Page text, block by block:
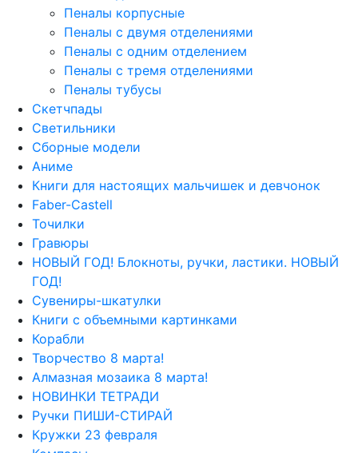
Пеналы корпусные
Пеналы с двумя отделениями
Пеналы с одним отделением
Пеналы с тремя отделениями
Пеналы тубусы
Скетчпады
Светильники
Сборные модели
Аниме
Книги для настоящих мальчишек и девчонок
Faber-Castell
Точилки
Гравюры
НОВЫЙ ГОД! Блокноты, ручки, ластики. НОВЫЙ
ГОД!
Сувениры-шкатулки
Книги с объемными картинками
Корабли
Творчество 8 марта!
Алмазная мозаика 8 марта!
НОВИНКИ ТЕТРАДИ
Ручки ПИШИ-СТИРАЙ
Кружки 23 февраля